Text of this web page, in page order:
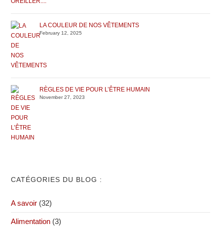
LA COULEUR DE NOS VÊTEMENTS
February 12, 2025
RÈGLES DE VIE POUR L’ÊTRE HUMAIN
November 27, 2023
CATÉGORIES DU BLOG :
A savoir (32)
Alimentation (3)